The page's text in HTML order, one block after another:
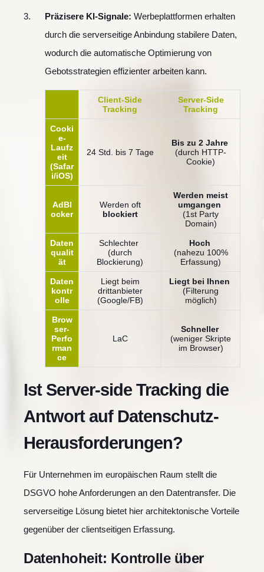
Präzisere KI-Signale: Werbeplattformen erhalten
durch die serverseitige Anbindung stabilere Daten,
wodurch die automatische Optimierung von
Gebotsstrategien effizienter arbeiten kann.
Client-Side
Tracking
Server-Side
Tracking
Cooki
e-
Laufz
eit
(Safar
i/iOS)
24 Std. bis 7 Tage
Bis zu 2 Jahre
(durch HTTP-
Cookie)
AdBl
ocker
Werden oft
blockiert
Werden meist
umgangen
(1st Party
Domain)
Daten
qualit
ät
Schlechter
(durch
Blockierung)
Hoch
(nahezu 100%
Erfassung)
Daten
kontr
olle
Liegt beim
drittanbieter
(Google/FB)
Liegt bei Ihnen
(Filterung
möglich)
Brow
ser-
Perfo
rman
ce
LaC
Schneller
(weniger Skripte
im Browser)
Ist Server-side Tracking die
Antwort auf Datenschutz-
Herausforderungen?
Für Unternehmen im europäischen Raum stellt die
DSGVO hohe Anforderungen an den Datentransfer. Die
serverseitige Lösung bietet hier architektonische Vorteile
gegenüber der clientseitigen Erfassung.
Datenhoheit: Kontrolle über